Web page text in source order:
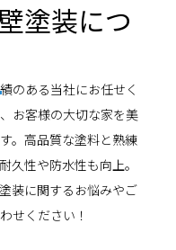
塗装につ
のある当社にお任せく
お客様の大切な家を美
。高品質な塗料と熟練
久性や防水性も向上。
装に関するお悩みやご
せください！